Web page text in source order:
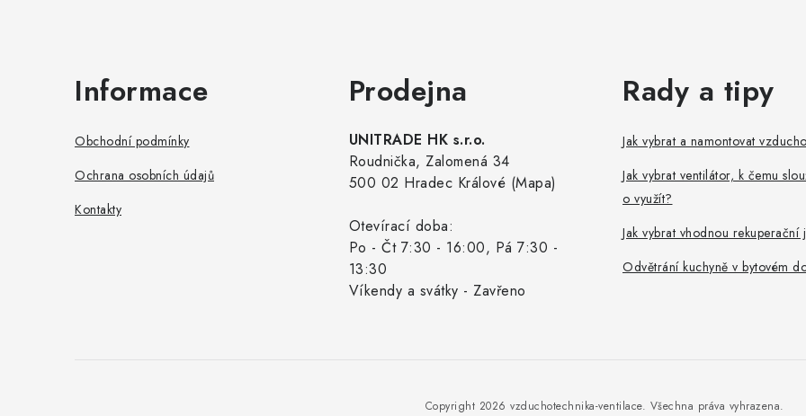
Informace
Obchodní podmínky
Ochrana osobních údajů
Kontakty
Prodejna
UNITRADE HK s.r.o.
Roudnička, Zalomená 34
500 02 Hradec Králové (Mapa)
Otevírací doba:
Po - Čt 7:30 - 16:00, Pá 7:30 -
13:30
Víkendy a svátky - Zavřeno
Rady a tipy
Jak vybrat a namontovat
Jak vybrat ventilátor, k čemu
o využít?
Jak vybrat vhodnou rekuperační
Odvětrání kuchyně v bytovém
Copyright 2026 vzduchotechnika-ventilace. Všechna práva vyhrazena.